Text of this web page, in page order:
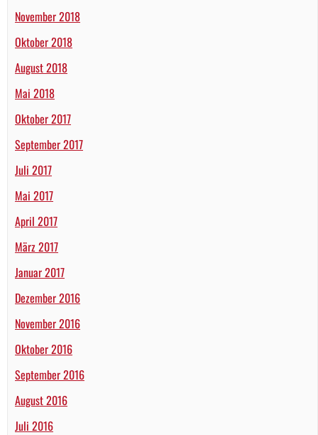
November 2018
Oktober 2018
August 2018
Mai 2018
Oktober 2017
September 2017
Juli 2017
Mai 2017
April 2017
März 2017
Januar 2017
Dezember 2016
November 2016
Oktober 2016
September 2016
August 2016
Juli 2016